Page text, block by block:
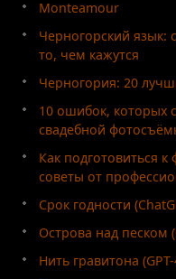
Monteamour
Черногорский язык:
то, чем кажутся
Черногория: 20
10 ошибок, которых
свадебной
Как подготовиться
советы от
Срок годности
Острова над песком
Нить гравитона